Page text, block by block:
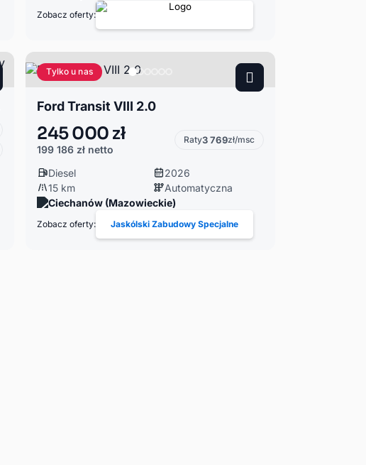
Zobacz oferty:
Tylko u nas
Ford Transit VIII 2.0
245 000 zł
199 186 zł netto
Raty3 769zł/msc
Diesel
2026
15 km
Automatyczna
Ciechanów (Mazowieckie)
Zobacz oferty: Jaskólski Zabudowy Specjalne